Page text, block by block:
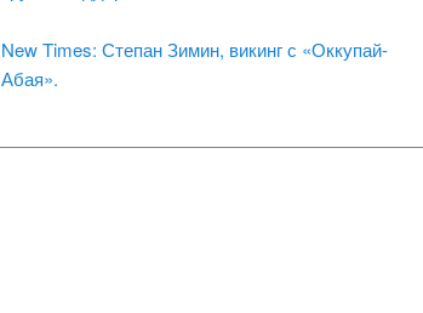
New Times: Степан Зимин, викинг с «Оккупай-
Абая».